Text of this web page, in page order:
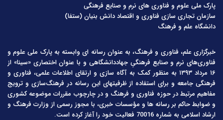
پارک ملی علوم و فناوری های نرم و صنایع فرهنگی
سازمان تجاری سازی فناوری و اقتصاد دانش بنیان (ستفا)
دانشگاه علم و فرهنگ
خبرگزاری علم، فناوری و فرهنگ، به عنوان رسانه ای وابسته به پارک ملی علوم و
فناوری‌های نرم و صنایع فرهنگیِ جهاددانشگاهی و با عنوان اختصاری «سینا» از
۱۶ مرداد ۱۳۹۳ به منظور کمک به آگاه سازی و ارتقای اطلاعات علمی، فناوری و
فرهنگی جامعه و برای استفاده از ظرفیتهای این رسانه در فرهنگ‌سازی و ترویج
مفاهیم مرتبط در حوزه فناوری و فرهنگ و در چارچوب مقررات موضوعه کشوری
و ضوابط حاکم بر رسانه ها و مؤسسات خبری، با مجوز رسمی از وزارت فرهنگ و
ارشاد اسلامی به شماره 70016 فعالیت خود را آغاز کرده است.